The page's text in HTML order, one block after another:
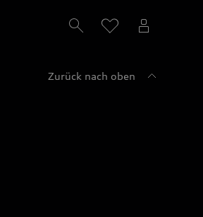
Zurück nach oben